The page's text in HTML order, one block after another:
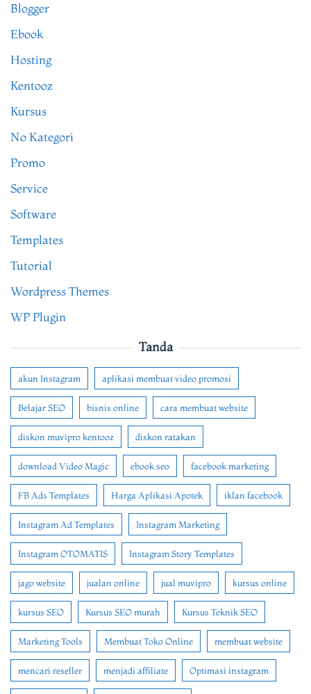
Blogger
Ebook
Hosting
Kentooz
Kursus
No Kategori
Promo
Service
Software
Templates
Tutorial
Wordpress Themes
WP Plugin
Tanda
akun Instagram aplikasi membuat video promosi
Belajar SEO bisnis online cara membuat website
diskon muvipro kentooz diskon ratakan
download Video Magic ebook seo facebook marketing
FB Ads Templates Harga Aplikasi Apotek iklan facebook
Instagram Ad Templates Instagram Marketing
Instagram OTOMATIS Instagram Story Templates
jago website jualan online jual muvipro kursus online
kursus SEO Kursus SEO murah Kursus Teknik SEO
Marketing Tools Membuat Toko Online membuat website
mencari reseller menjadi affiliate Optimasi instagram